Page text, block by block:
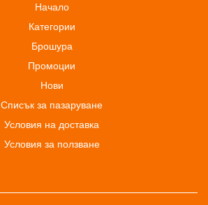
Начало
Категории
Брошура
Промоции
Нови
Списък за пазаруване
Условия на доставка
Условия за ползване